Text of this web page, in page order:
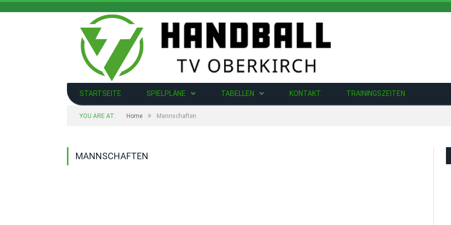
STARTSEITE SPIELPLÄNE TABELLEN KONTAKT TRAININGSZEITEN
YOU ARE AT: Home » Mannschaften
MANNSCHAFTEN